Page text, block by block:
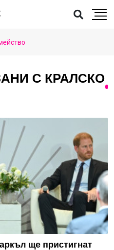
С КРАЛСКО
ще пристигнат